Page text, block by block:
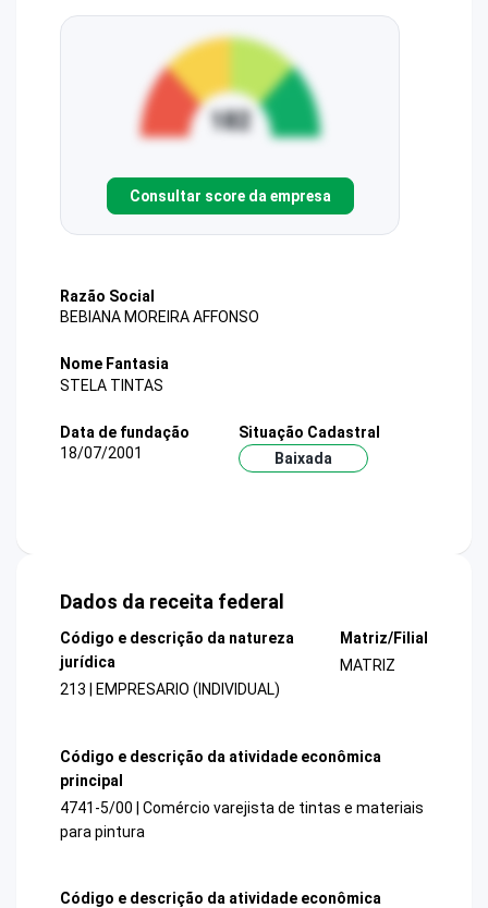
Consultar score da empresa
Razão Social
BEBIANA MOREIRA AFFONSO
Nome Fantasia
STELA TINTAS
Data de fundação
18/07/2001
Situação Cadastral
Baixada
Dados da receita federal
Código e descrição da natureza
jurídica
213 | EMPRESARIO (INDIVIDUAL)
Matriz/Filial
MATRIZ
Código e descrição da atividade econômica
principal
4741-5/00 | Comércio varejista de tintas e materiais
para pintura
Código e descrição da atividade econômica